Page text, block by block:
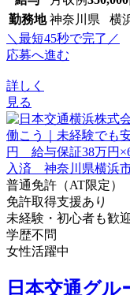
勤務地 神奈川県 横
＼最短45秒で完了／
応募へ進む
詳しく
見る
普通免許（AT限定）
免許取得支援あり
未経験・初心者も歓迎
学歴不問
女性活躍中
日本交通グル